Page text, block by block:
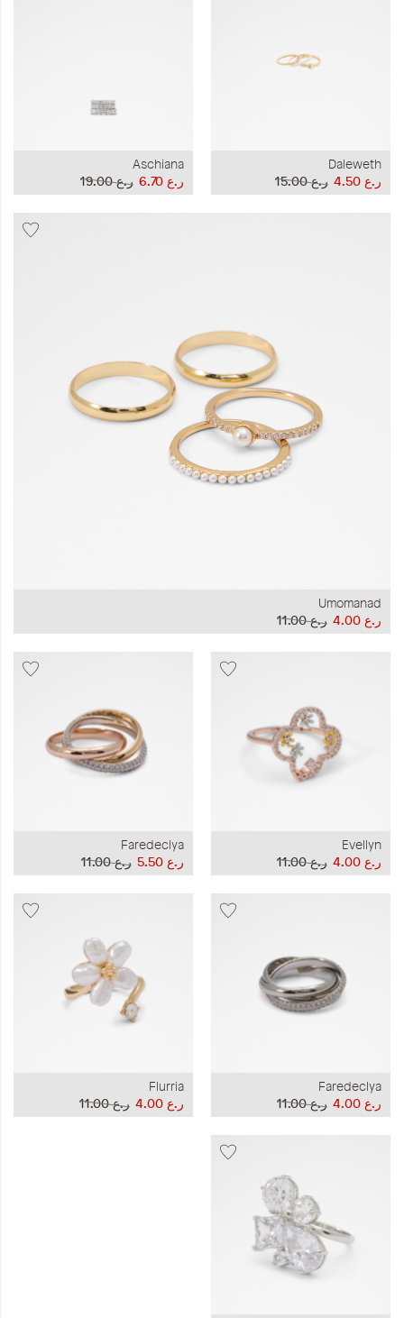
Daleweth
ر.ع 15.00
ر.ع 4.50
Aschiana
ر.ع 19.00
ر.ع 6.70
Umomanad
ر.ع 11.00
ر.ع 4.00
Evellyn
ر.ع 11.00
ر.ع 4.00
Faredeclya
ر.ع 11.00
ر.ع 5.50
Faredeclya
ر.ع 11.00
ر.ع 4.00
Flurria
ر.ع 11.00
ر.ع 4.00